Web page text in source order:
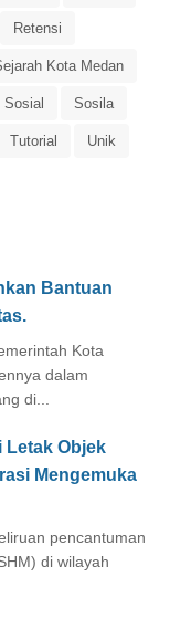
Retensi
Kota Medan
Sosial Sosila
Tutorial Unik
Bantuan
Kota
dalam
di...
Letak Objek
Mengemuka
pencantuman
di wilayah